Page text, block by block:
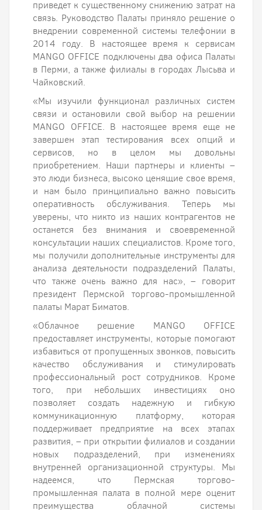
приведет к существенному снижению затрат на
связь. Руководство Палаты приняло решение о
внедрении современной системы телефонии в
2014 году. В настоящее время к сервисам
MANGO OFFICE подключены два офиса Палаты
в Перми, а также филиалы в городах Лысьва и
Чайковский.
«Мы изучили функционал различных систем
связи и остановили свой выбор на решении
MANGO OFFICE. В настоящее время еще не
завершен этап тестирования всех опций и
сервисов, но в целом мы довольны
приобретением. Наши партнеры и клиенты –
это люди бизнеса, высоко ценящие свое время,
и нам было принципиально важно повысить
оперативность обслуживания. Теперь мы
уверены, что никто из наших контрагентов не
останется без внимания и своевременной
консультации наших специалистов. Кроме того,
мы получили дополнительные инструменты для
анализа деятельности подразделений Палаты,
что также очень важно для нас», – говорит
президент Пермской торгово-промышленной
палаты Марат Биматов.
«Облачное решение MANGO OFFICE
предоставляет инструменты, которые помогают
избавиться от пропущенных звонков, повысить
качество обслуживания и стимулировать
профессиональный рост сотрудников. Кроме
того, при небольших инвестициях оно
позволяет создать надежную и гибкую
коммуникационную платформу, которая
поддерживает предприятие на всех этапах
развития, – при открытии филиалов и создании
новых подразделений, при изменениях
внутренней организационной структуры. Мы
надеемся, что Пермская торгово-
промышленная палата в полной мере оценит
преимущества облачной системы